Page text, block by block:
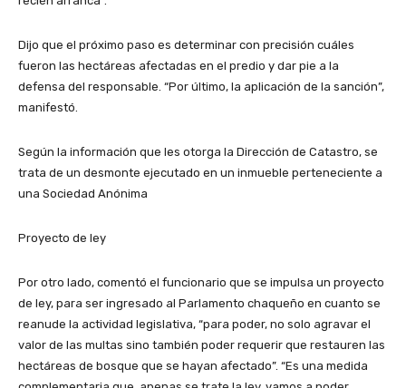
Dijo que el próximo paso es determinar con precisión cuáles
fueron las hectáreas afectadas en el predio y dar pie a la
defensa del responsable. “Por último, la aplicación de la sanción”,
manifestó.
Según la información que les otorga la Dirección de Catastro, se
trata de un desmonte ejecutado en un inmueble perteneciente a
una Sociedad Anónima
Proyecto de ley
Por otro lado, comentó el funcionario que se impulsa un proyecto
de ley, para ser ingresado al Parlamento chaqueño en cuanto se
reanude la actividad legislativa, “para poder, no solo agravar el
valor de las multas sino también poder requerir que restauren las
hectáreas de bosque que se hayan afectado”. “Es una medida